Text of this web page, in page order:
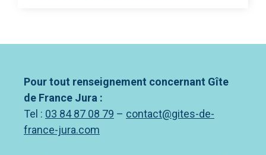
Pour tout renseignement concernant Gîte
de France Jura :
Tel : 03 84 87 08 79 – contact@gites-de-
france-jura.com